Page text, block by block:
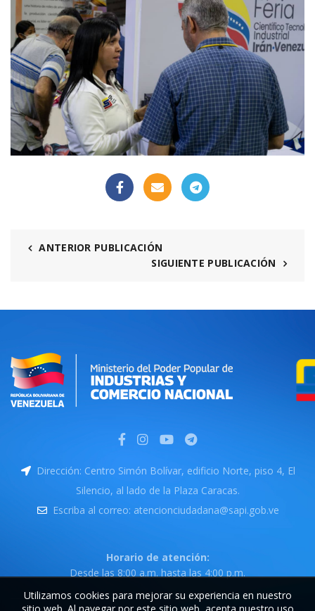
ANTERIOR PUBLICACIÓN
SIGUIENTE PUBLICACIÓN
Dirección: Centro Simón Bolívar, edificio Norte, piso 4, El
Silencio, al lado de la Plaza Caracas.
Escriba al correo: atencionciudadana@sapi.gob.ve
Horario de atención:
Desde las 8:00 a.m. hasta las 4:00 p.m.
Utilizamos cookies para mejorar su experiencia en nuestro